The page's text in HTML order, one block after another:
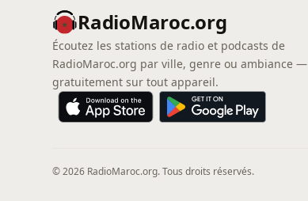
RadioMaroc.org
Écoutez les stations de radio et podcasts de
RadioMaroc.org par ville, genre ou ambiance —
gratuitement sur tout appareil.
© 2026 RadioMaroc.org. Tous droits réservés.